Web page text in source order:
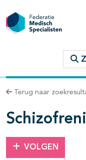
Terug naar
VOLGEN
binnen deze